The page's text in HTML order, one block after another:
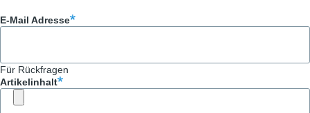
E-Mail Adresse
Für Rückfragen
Artikelinhalt